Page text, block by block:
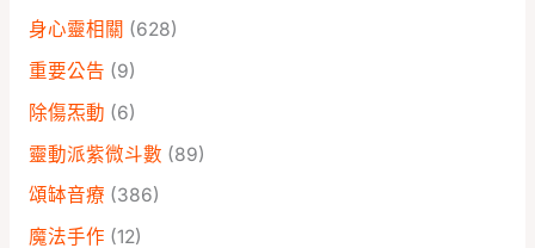
身心靈相關 (628)
重要公告 (9)
除傷炁動 (6)
靈動派紫微斗數 (89)
頌缽音療 (386)
魔法手作 (12)